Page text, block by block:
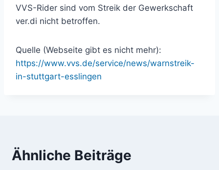
VVS-Rider sind vom Streik der Gewerkschaft
ver.di nicht betroffen.
Quelle (Webseite gibt es nicht mehr):
https://www.vvs.de/service/news/warnstreik-
in-stuttgart-esslingen
Ähnliche Beiträge